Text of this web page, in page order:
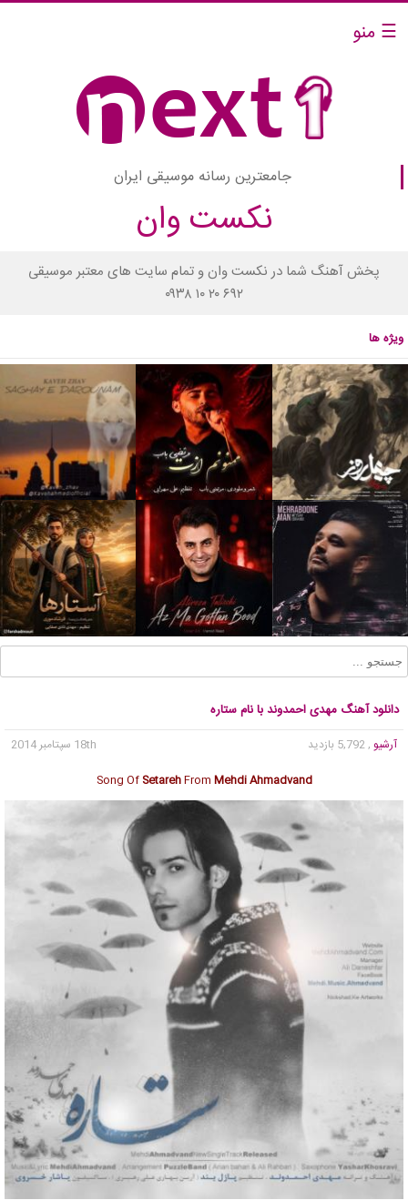
☰ منو
جامعترین رسانه موسیقی ایران
نکست وان
پخش آهنگ شما در نکست وان و تمام سایت های معتبر موسیقی
۰۹۳۸ ۱۰ ۲۰ ۶۹۲
ویژه ها
دانلود آهنگ مهدی احمدوند با نام ستاره
آرشیو , 5,792 بازدید
18th سپتامبر 2014
Song Of SetarehFrom Mehdi Ahmadvand